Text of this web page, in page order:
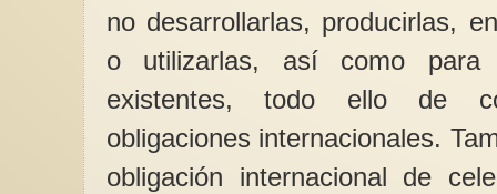
no desarrollarlas, producirlas,
o utilizarlas, así como para
existentes, todo ello de
obligaciones internacionales.
obligación internacional de